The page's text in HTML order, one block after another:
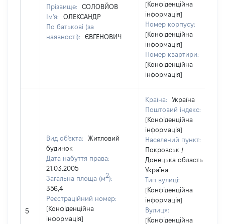
Прізвище:
СОЛОВЙОВ
Ім'я:
ОЛЕКСАНДР
По батькові (за
наявності):
ЄВГЕНОВИЧ
[Конфіденційна
інформація]
Номер корпусу:
[Конфіденційна
інформація]
Номер квартири:
[Конфіденційна
інформація]
5
Вид об'єкта:
Житловий
будинок
Дата набуття права:
21.03.2005
Загальна площа (м2):
356,4
Реєстраційний номер:
[Конфіденційна
інформація]
Країна:
Україна
Поштовий індекс:
[Конфіденційна
інформація]
Населений пункт:
Покровськ /
Донецька область /
Україна
Тип вулиці:
[Конфіденційна
інформація]
Вулиця:
[Конфіденційна